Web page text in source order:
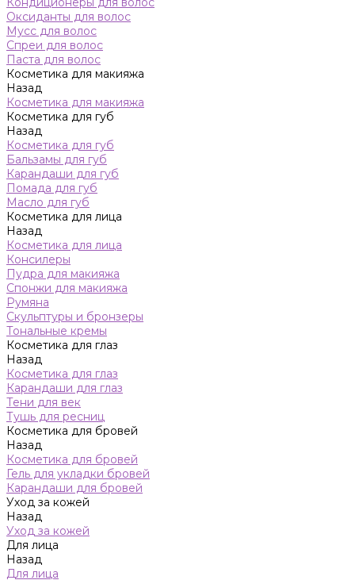
Оксиданты для волос
Мусс для волос
Спреи для волос
Паста для волос
Косметика для макияжа
Назад
Косметика для макияжа
Косметика для губ
Назад
Косметика для губ
Бальзамы для губ
Карандаши для губ
Помада для губ
Масло для губ
Косметика для лица
Назад
Косметика для лица
Консилеры
Пудра для макияжа
Спонжи для макияжа
Румяна
Скульптуры и бронзеры
Тональные кремы
Косметика для глаз
Назад
Косметика для глаз
Карандаши для глаз
Тени для век
Тушь для ресниц
Косметика для бровей
Назад
Косметика для бровей
Гель для укладки бровей
Карандаши для бровей
Уход за кожей
Назад
Уход за кожей
Для лица
Назад
Для лица